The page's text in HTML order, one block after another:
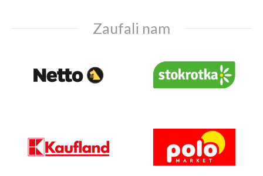
Zaufali nam